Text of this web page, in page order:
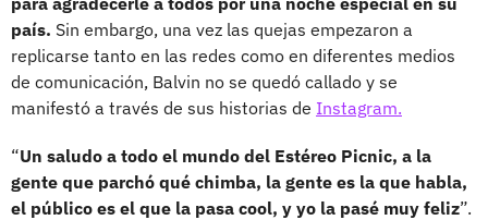
país. Sin embargo, una vez las quejas empezaron a
replicarse tanto en las redes como en diferentes medios
de comunicación, Balvin no se quedó callado y se
manifestó a través de sus historias de Instagram.
“Un saludo a todo el mundo del Estéreo Picnic, a la
gente que parchó qué chimba, la gente es la que habla,
el público es el que la pasa cool, y yo la pasé muy feliz”.